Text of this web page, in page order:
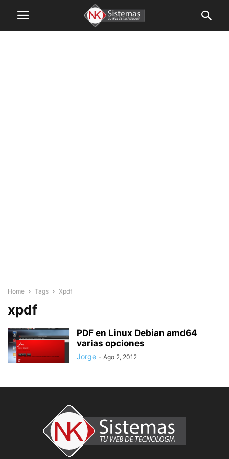
Home Tags Xpdf
xpdf
PDF en Linux Debian amd64
varias opciones
Jorge - Ago 2, 2012